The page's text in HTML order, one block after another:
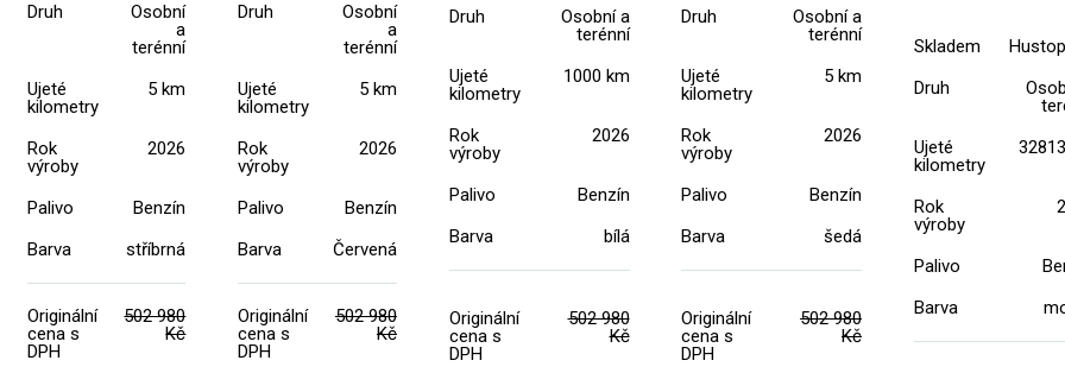
Druh
Osobní
a
terénní
Ujeté
kilometry
5 km
Rok
výroby
2026
Palivo
Benzín
Barva
stříbrná
Originální
cena s
DPH
502 980
Kč
Druh
Osobní
a
terénní
Ujeté
kilometry
5 km
Rok
výroby
2026
Palivo
Benzín
Barva
Červená
Originální
cena s
DPH
502 980
Kč
Druh
Osobní a
terénní
Ujeté
kilometry
1000 km
Rok
výroby
2026
Palivo
Benzín
Barva
bílá
Originální
cena s
DPH
502 980
Kč
Druh
Osobní a
terénní
Ujeté
kilometry
5 km
Rok
výroby
2026
Palivo
Benzín
Barva
šedá
Originální
cena s
DPH
502 980
Kč
Skladem
Druh
Ujeté
kilometry
Rok
výroby
Palivo
Barva